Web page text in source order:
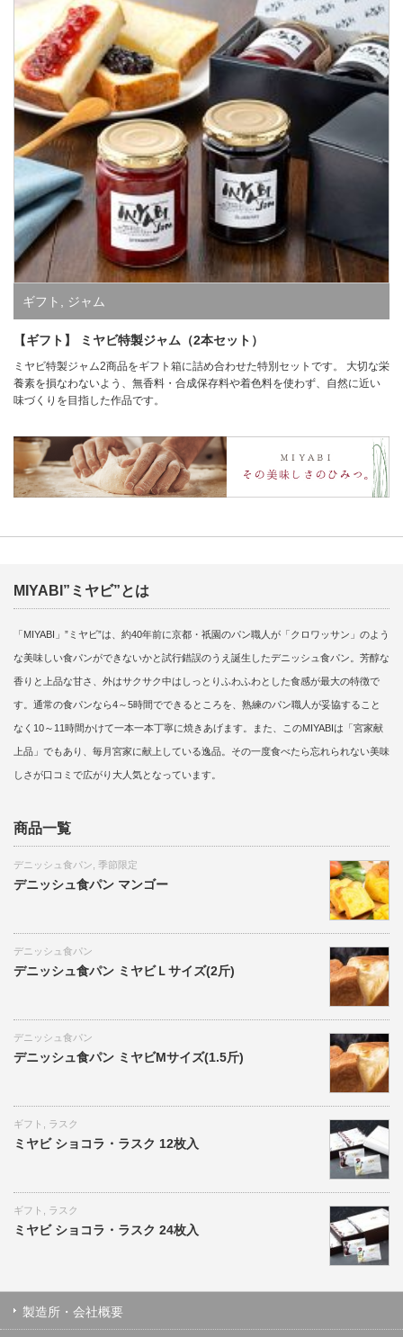
ギフト , ジャム
【ギフト】 ミヤビ特製ジャム（2本セット）
ミヤビ特製ジャム2商品をギフト箱に詰め合わせた特別セットです。 大切な栄
養素を損なわないよう、無香料・合成保存料や着色料を使わず、自然に近い
味づくりを目指した作品です。
MIYABI”ミヤビ”とは
「MIYABI」”ミヤビ”は、約40年前に京都・祇園のパン職人が「クロワッサン」のよう
な美味しい食パンができないかと試行錯誤のうえ誕生したデニッシュ食パン。芳醇な
香りと上品な甘さ、外はサクサク中はしっとりふわふわとした食感が最大の特徴で
す。通常の食パンなら4～5時間でできるところを、熟練のパン職人が妥協すること
なく10～11時間かけて一本一本丁寧に焼きあげます。また、このMIYABIは「宮家献
上品」でもあり、毎月宮家に献上している逸品。その一度食べたら忘れられない美味
しさが口コミで広がり大人気となっています。
商品一覧
デニッシュ食パン 季節限定
デニッシュ食パン マンゴー
デニッシュ食パン
デニッシュ食パン ミヤビＬサイズ(2斤)
デニッシュ食パン
デニッシュ食パン ミヤビMサイズ(1.5斤)
ギフト ラスク
ミヤビ ショコラ・ラスク 12枚入
ギフト ラスク
ミヤビ ショコラ・ラスク 24枚入
製造所・会社概要